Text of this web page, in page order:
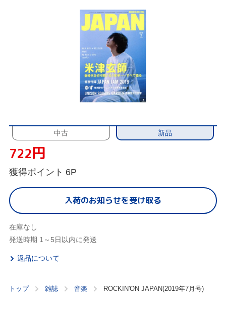
中古 新品
722円
獲得ポイント 6P
入荷のお知らせを受け取る
在庫なし
発送時期 1～5日以内に発送
返品について
トップ 雑誌 音楽 ROCKIN'ON JAPAN(2019年7月号)